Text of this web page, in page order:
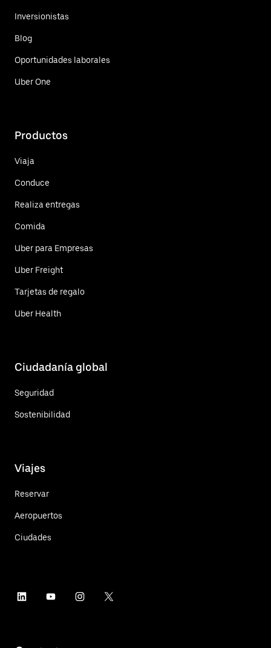
Inversionistas
Blog
Oportunidades laborales
Uber One
Productos
Viaja
Conduce
Realiza entregas
Comida
Uber para Empresas
Uber Freight
Tarjetas de regalo
Uber Health
Ciudadanía global
Seguridad
Sostenibilidad
Viajes
Reservar
Aeropuertos
Ciudades